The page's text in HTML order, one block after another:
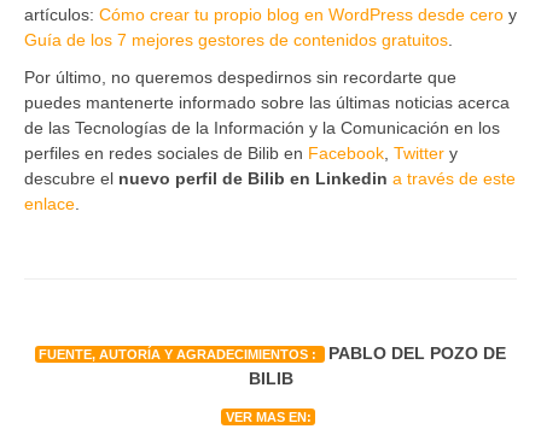
artículos: Cómo crear tu propio blog en WordPress desde cero y
Guía de los 7 mejores gestores de contenidos gratuitos
Por último, no queremos despedirnos sin recordarte que
puedes mantenerte informado sobre las últimas noticias acerca
de las Tecnologías de la Información y la Comunicación en los
perfiles en redes sociales de Bilib en Facebook Twitter y
descubre el nuevo perfil de Bilib en Linkedin a través de este
enlace
FUENTE, AUTORÍA Y AGRADECIMIENTOS :
PABLO DEL POZO DE
BILIB
VER MAS EN: